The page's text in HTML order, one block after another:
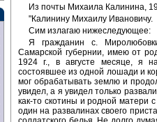
Из почты Михаила Калинина,
"Калинину Михаилу Ивановичу.
Сим излагаю нижеследующее:
Я гражданин с.
Самарской губернии, имею от
1924 г., в августе месяце, я
состоявшее из одной лошади и
мог обрабатывать землю и
увидел, а я увидел только
как-то скотины и родной матери
один на развалинах своего